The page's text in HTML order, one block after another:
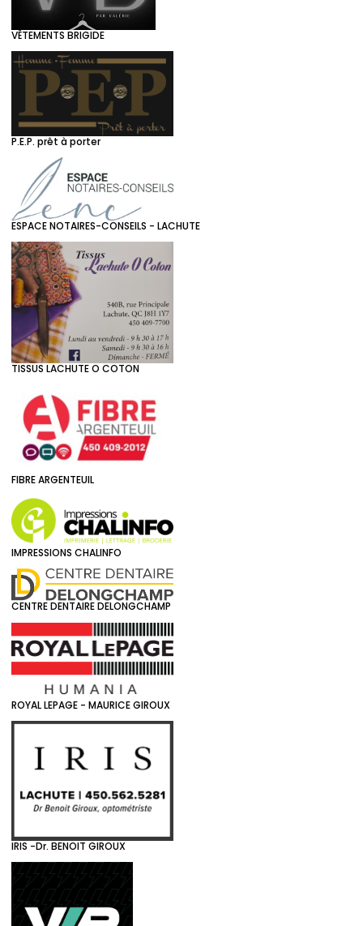
VÊTEMENTS BRIGIDE
P.E.P. prêt à porter
ESPACE NOTAIRES-CONSEILS - LACHUTE
TISSUS LACHUTE O COTON
FIBRE ARGENTEUIL
IMPRESSIONS CHALINFO
CENTRE DENTAIRE DELONGCHAMP
ROYAL LEPAGE - MAURICE GIROUX
IRIS -Dr. BENOIT GIROUX